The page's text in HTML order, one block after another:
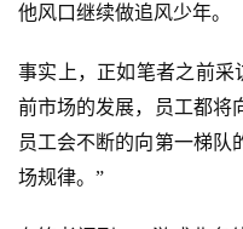
戏
2
0
2
5
他风口继续做追风少年。
事实上，正如笔者之前采
前市场的发展，员工都将
员工会不断的向第一梯队
场规律。”